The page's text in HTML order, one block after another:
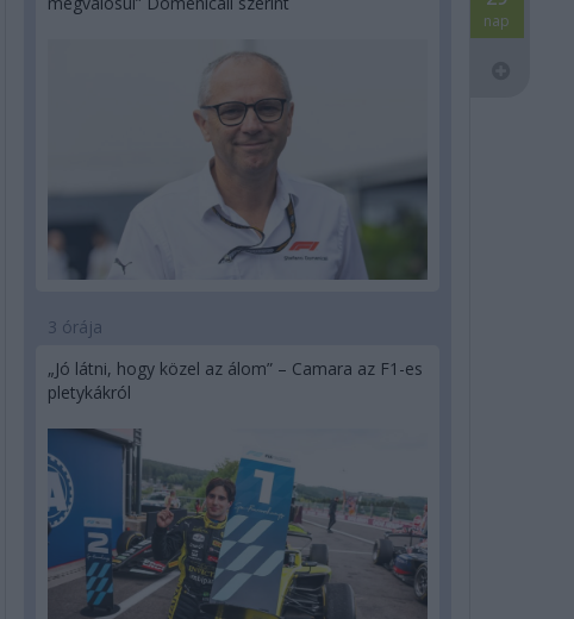
nap
3 órája
„Jó látni, hogy közel az álom” – Camara az F1-es
pletykákról